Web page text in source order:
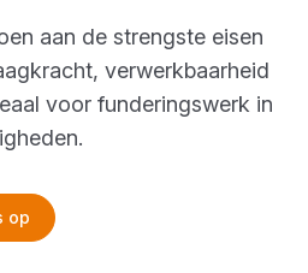
aan de strengste eisen
verwerkbaarheid
voor funderingswerk in
op